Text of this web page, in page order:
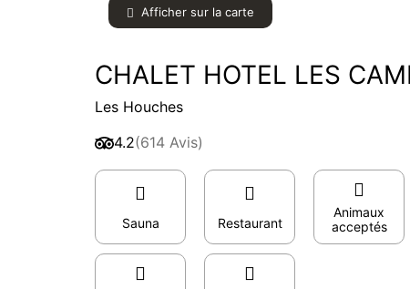
Afficher sur la carte
CHALET HOTEL LES
Les Houches
4.2(614 Avis)
Sauna Restaurant
Animaux
acceptés